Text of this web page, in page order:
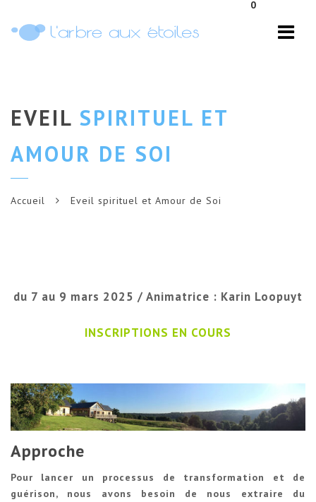
0
EVEIL SPIRITUEL ET
AMOUR DE SOI
Accueil Eveil spirituel et Amour de Soi
du 7 au 9 mars 2025 / Animatrice : Karin Loopuyt
INSCRIPTIONS EN COURS
Approche
Pour lancer un processus de transformation et de
guérison, nous avons besoin de nous extraire du